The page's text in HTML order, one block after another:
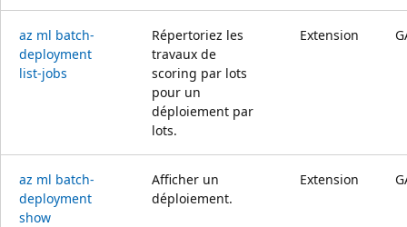
az ml batch-
deployment
list-jobs
Répertoriez les
travaux de
scoring par lots
pour un
déploiement par
lots.
Extension
az ml batch-
deployment
show
Afficher un
déploiement.
Extension